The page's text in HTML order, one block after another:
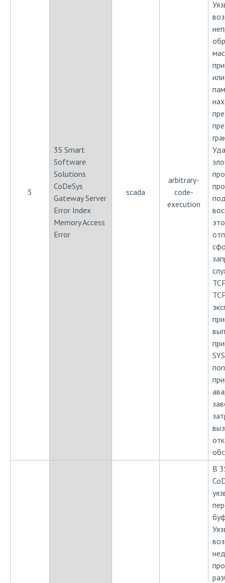
5
3S Smart
Software
Solutions
CoDeSys
Gateway Server
Error Index
Memory Access
Error
scada
arbitrary-
code-
execution
В